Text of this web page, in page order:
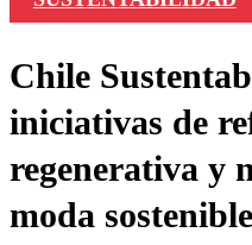
Frecuencias
Agricultura
Deportes
Colo Colo
Motor
Noticias
Vida Social
Chile
iniciativas de
regenerativa y
moda sostenible